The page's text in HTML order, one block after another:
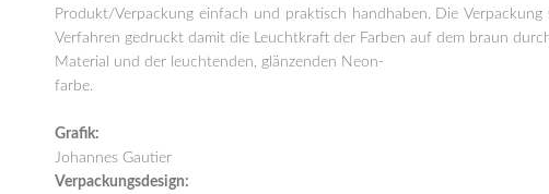
Produkt/Verpackung einfach und praktisch handhaben. Die
Verfahren gedruckt damit die Leuchtkraft der Farben auf dem braun
Material und der leuchtenden, glänzenden Neon-
farbe.
Grafik:
Johannes Gautier
Verpackungsdesign: